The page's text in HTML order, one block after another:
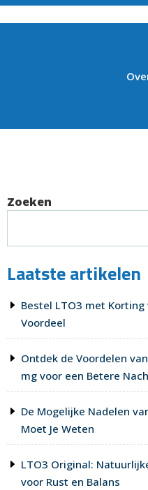
Zoeken
Laatste artikelen
Bestel LTO3 met
Voordeel
Ontdek de Voordelen
mg voor een Betere
De Mogelijke Nadelen
Moet Je Weten
LTO3 Original:
voor Rust en Balans